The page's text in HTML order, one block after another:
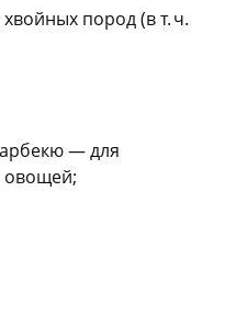
пород (в т. ч.
— для
овощей;